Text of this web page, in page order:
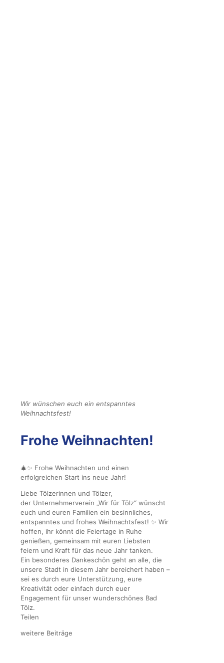
Wir wünschen euch ein entspanntes
Weihnachtsfest!
Frohe Weihnachten!
🎄✨ Frohe Weihnachten und einen
erfolgreichen Start ins neue Jahr!
Liebe Tölzerinnen und Tölzer,
der Unternehmerverein „Wir für Tölz“ wünscht
euch und euren Familien ein besinnliches,
entspanntes und frohes Weihnachtsfest! ✨ Wir
hoffen, ihr könnt die Feiertage in Ruhe
genießen, gemeinsam mit euren Liebsten
feiern und Kraft für das neue Jahr tanken.
Ein besonderes Dankeschön geht an alle, die
unsere Stadt in diesem Jahr bereichert haben –
sei es durch eure Unterstützung, eure
Kreativität oder einfach durch euer
Engagement für unser wunderschönes Bad
Tölz.
Teilen
weitere Beiträge